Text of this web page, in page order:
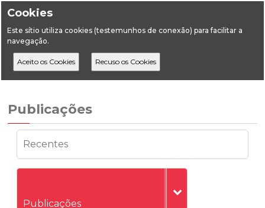
Cookies
Este sítio utiliza cookies (testemunhos de conexão) para facilitar a
navegação.
HomeEstatística Energia Publicações
Publicações
Recentes
Publicações